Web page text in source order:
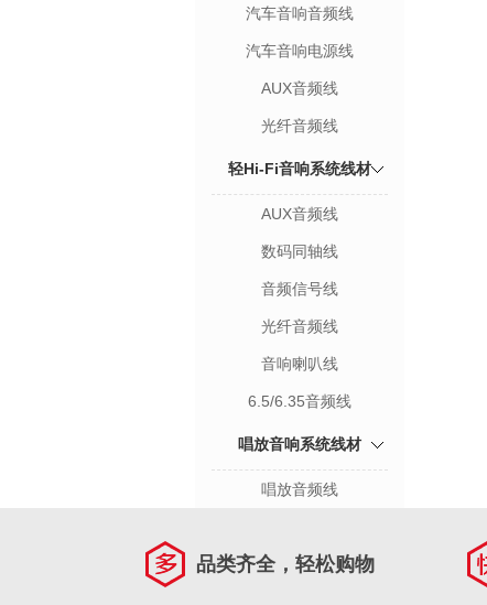
汽车音响音频线
汽车音响电源线
AUX音频线
光纤音频线
轻Hi-Fi音响系统线材
AUX音频线
数码同轴线
音频信号线
光纤音频线
音响喇叭线
6.5/6.35音频线
唱放音响系统线材
唱放音频线
品类齐全，轻松购物